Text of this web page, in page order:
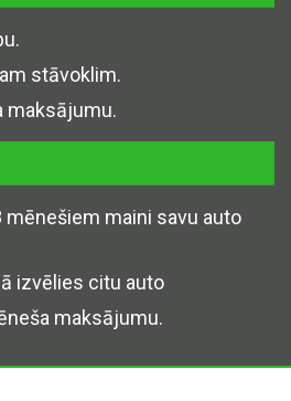
stāvoklim.
maksājumu.
mēnešiem maini savu auto
izvēlies citu auto
maksājumu.